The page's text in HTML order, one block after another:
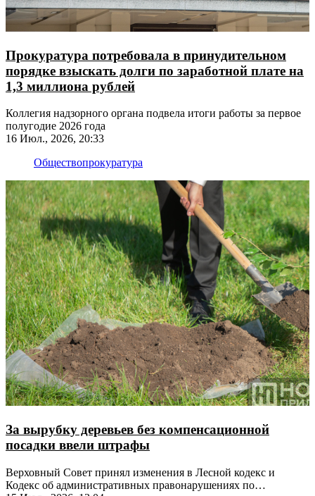
Прокуратура потребовала в принудительном
порядке взыскать долги по заработной плате на
1,3 миллиона рублей
Коллегия надзорного органа подвела итоги работы за первое
полугодие 2026 года
16 Июл., 2026, 20:33
Обществопрокуратура
За вырубку деревьев без компенсационной
посадки ввели штрафы
Верховный Совет принял изменения в Лесной кодекс и
Кодекс об административных правонарушениях по